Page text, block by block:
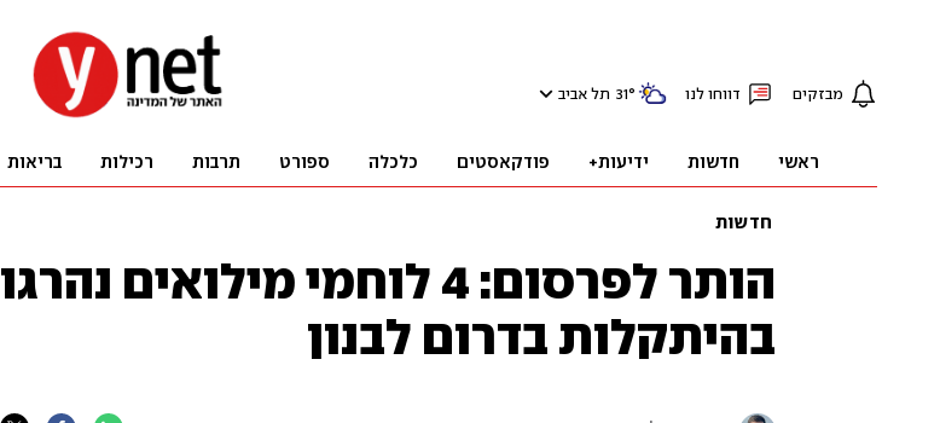
מבזקים דווחו לנו 31° תל אביב
ראשי חדשות ידיעות+ פודקאסטים כלכלה ספורט תרבות רכילות בריאות
חדשות
הותר לפרסום: 4 לוחמי מילואים נהרגו
בהיתקלות בדרום לבנון